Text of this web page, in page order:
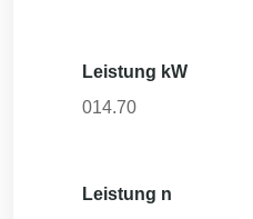
Leistung kW
014.70
Leistung n